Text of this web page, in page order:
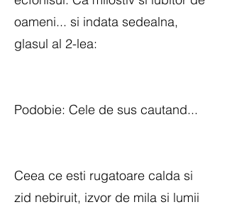
oameni... si indata sedealna,
glasul al 2-lea:
Podobie: Cele de sus cautand...
Ceea ce esti rugatoare calda si
zid nebiruit, izvor de mila si lumii